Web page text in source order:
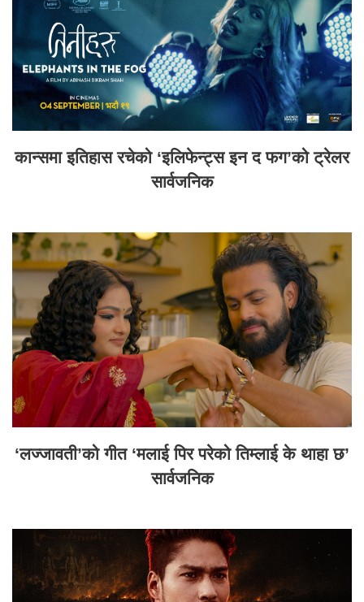
कान्समा इतिहास रचेको ‘इलिफेन्ट्स इन द फग’को ट्रेलर
सार्वजनिक
‘लज्जावती’को गीत ‘मलाई पिर परेको तिम्लाई के थाहा छ’
सार्वजनिक